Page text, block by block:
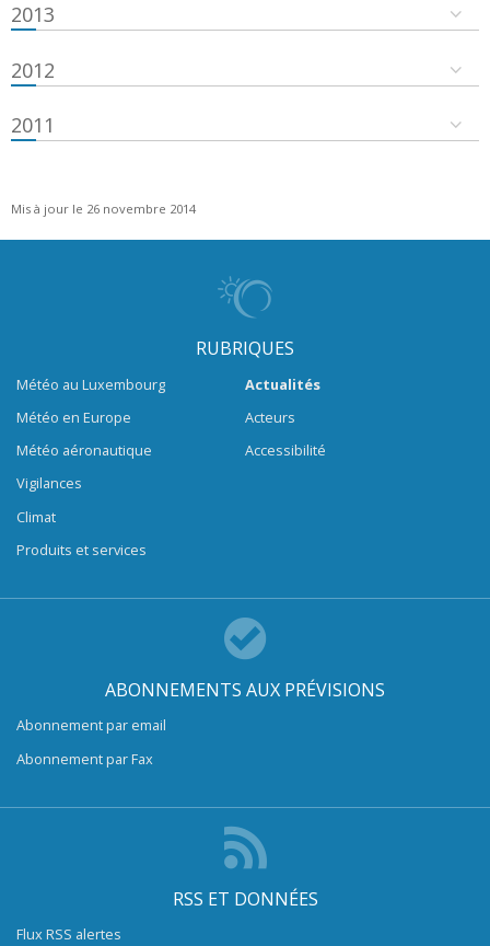
2013
2012
2011
Mis à jour le 26 novembre 2014
RUBRIQUES
Météo au Luxembourg
Météo en Europe
Météo aéronautique
Vigilances
Climat
Produits et services
Actualités
Acteurs
Accessibilité
ABONNEMENTS AUX PRÉVISIONS
Abonnement par email
Abonnement par Fax
RSS ET DONNÉES
Flux RSS alertes